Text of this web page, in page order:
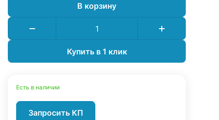
В корзину
Купить в 1 клик
Есть в наличии
Запросить КП